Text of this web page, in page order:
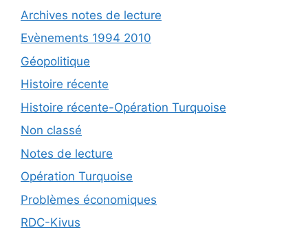
Archives notes de lecture
Evènements 1994 2010
Géopolitique
Histoire récente
Histoire récente-Opération Turquoise
Non classé
Notes de lecture
Opération Turquoise
Problèmes économiques
RDC-Kivus